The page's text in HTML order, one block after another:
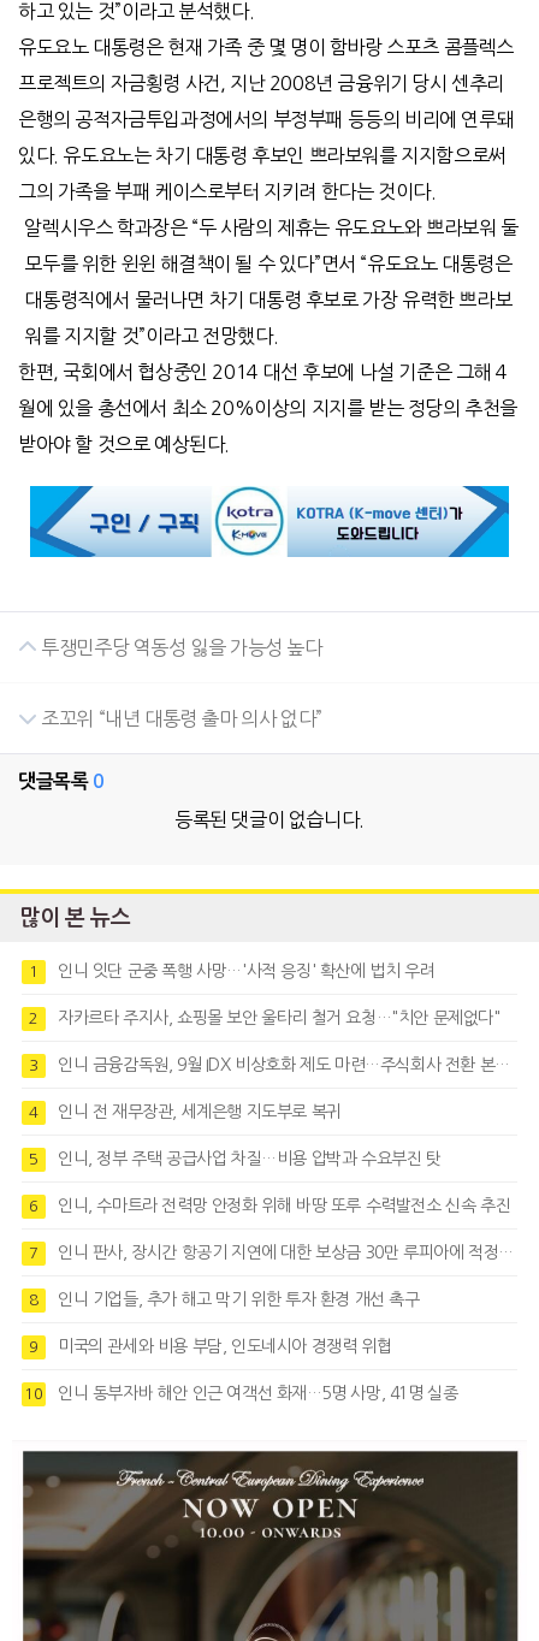
하고 있는 것”이라고 분석했다.
유도요노 대통령은 현재 가족 중 몇 명이 함바랑 스포츠 콤플렉스
프로젝트의 자금횡령 사건, 지난 2008년 금융위기 당시 센추리
은행의 공적자금투입과정에서의 부정부패 등등의 비리에 연루돼
있다. 유도요노는 차기 대통령 후보인 쁘라보워를 지지함으로써
그의 가족을 부패 케이스로부터 지키려 한다는 것이다.
알렉시우스 학과장은 “두 사람의 제휴는 유도요노와 쁘라보워 둘
모두를 위한 윈윈 해결책이 될 수 있다”면서 “유도요노 대통령은
대통령직에서 물러나면 차기 대통령 후보로 가장 유력한 쁘라보
워를 지지할 것”이라고 전망했다.
한편, 국회에서 협상중인 2014 대선 후보에 나설 기준은 그해 4
월에 있을 총선에서 최소 20%이상의 지지를 받는 정당의 추천을
받아야 할 것으로 예상된다.
투쟁민주당 역동성 잃을 가능성 높다
조꼬위 “내년 대통령 출마 의사 없다”
댓글목록 0
등록된 댓글이 없습니다.
많이 본 뉴스
1 인니 잇단 군중 폭행 사망…'사적 응징' 확산에 법치 우려
2 자카르타 주지사, 쇼핑몰 보안 울타리 철거 요청…"치안 문제없다"
3 인니 금융감독원, 9월 IDX 비상호화 제도 마련…주식회사 전환 본격화
4 인니 전 재무장관, 세계은행 지도부로 복귀
5 인니, 정부 주택 공급사업 차질…비용 압박과 수요부진 탓
6 인니, 수마트라 전력망 안정화 위해 바땅 또루 수력발전소 신속 추진
7 인니 판사, 장시간 항공기 지연에 대한 보상금 30만 루피아에 적정성 제기
8 인니 기업들, 추가 해고 막기 위한 투자 환경 개선 촉구
9 미국의 관세와 비용 부담, 인도네시아 경쟁력 위협
10 인니 동부자바 해안 인근 여객선 화재…5명 사망, 41명 실종